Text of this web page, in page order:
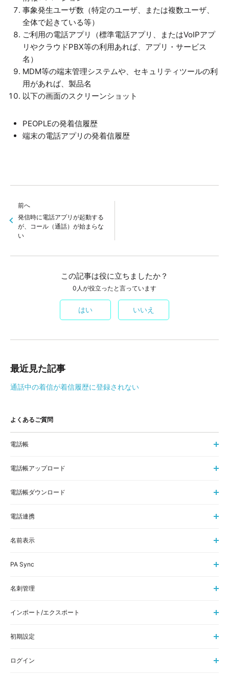
事象発生ユーザ数（特定のユーザ、または複数ユーザ、
全体で起きている等）
ご利用の電話アプリ（標準電話アプリ、またはVoIPアプ
リやクラウドPBX等の利用あれば、アプリ・サービス
名）
MDM等の端末管理システムや、セキュリティツールの利
用があれば、製品名
以下の画面のスクリーンショット
PEOPLEの発着信履歴
端末の電話アプリの発着信履歴
前へ
発信時に電話アプリが起動する
が、コール（通話）が始まらな
い
この記事は役に立ちましたか？
0人が役立ったと言っています
はい いいえ
最近見た記事
通話中の着信が着信履歴に登録されない
よくあるご質問
電話帳
電話帳アップロード
電話帳ダウンロード
電話連携
名前表示
PA Sync
名刺管理
インポート/エクスポート
初期設定
ログイン